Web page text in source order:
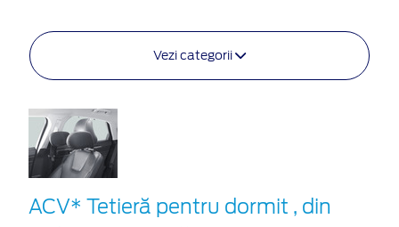
Vezi categorii
ACV* Tetieră pentru dormit , din